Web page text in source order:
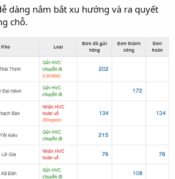
dàng nắm bắt xu hướng và ra quyết
chỗ.